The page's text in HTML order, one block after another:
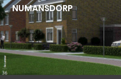
NUMANSDORP